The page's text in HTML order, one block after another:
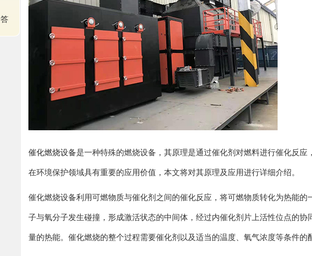
催化燃烧设备是一种特殊的燃烧设备，其原理是通过催化剂对燃料进行催化反
在环境保护领域具有重要的应用价值，本文将对其原理及应用进行详细介绍。
催化燃烧设备利用可燃物质与催化剂之间的催化反应，将可燃物质转化为热能
子与氧分子发生碰撞，形成激活状态的中间体，经过内催化剂片上活性位点的
量的热能。催化燃烧的整个过程需要催化剂以及适当的温度、氧气浓度等条件的